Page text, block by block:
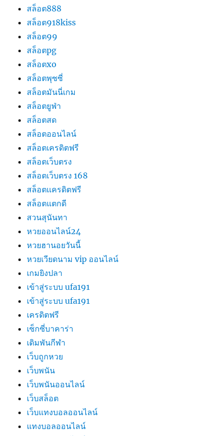
สล็อต888
สล็อต918kiss
สล็อต99
สล็อตpg
สล็อตxo
สล็อตพุซซี่
สล็อตมันนี่เกม
สล็อตยูฟ่า
สล็อตสด
สล็อตออนไลน์
สล็อตเครดิตฟรี
สล็อตเว็บตรง
สล็อตเว็บตรง 168
สล็อตเเครดิตฟรี
สล็อตแตกดี
สวนสุนันทา
หวยออนไลน์24
หวยฮานอยวันนี้
หวยเวียดนาม vip ออนไลน์
เกมยิงปลา
เข้าสู่ระบบ ufa191
เข้าสู่ระบบ ufa191
เครดิตฟรี
เซ็กซี่บาคาร่า
เดิมพันกีฬา
เว็บถูกหวย
เว็บพนัน
เว็บพนันออนไลน์
เว็บสล็อต
เว็บแทงบอลออนไลน์
แทงบอลออนไลน์